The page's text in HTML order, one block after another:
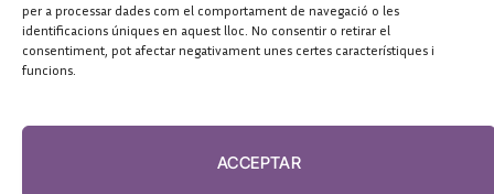
per a processar dades com el comportament de navegació o les
identificacions úniques en aquest lloc. No consentir o retirar el
consentiment, pot afectar negativament unes certes característiques i
funcions.
ACCEPTAR
FUNDACIÓ